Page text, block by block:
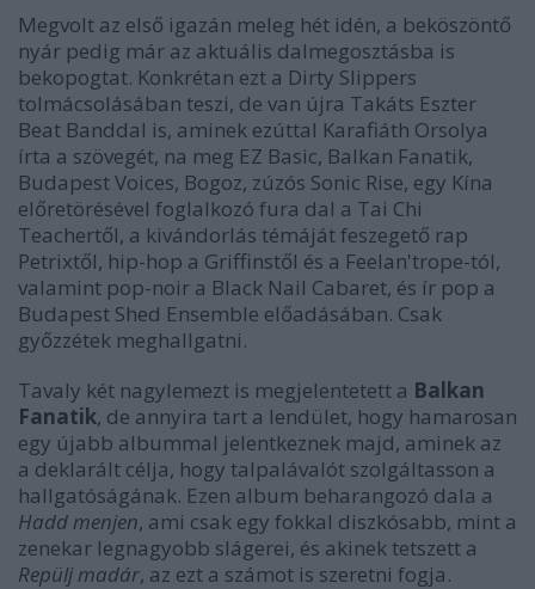
Megvolt az első igazán meleg hét idén, a beköszöntő
nyár pedig már az aktuális dalmegosztásba is
bekopogtat. Konkrétan ezt a Dirty Slippers
tolmácsolásában teszi, de van újra Takáts Eszter
Beat Banddal is, aminek ezúttal Karafiáth Orsolya
írta a szövegét, na meg EZ Basic, Balkan Fanatik,
Budapest Voices, Bogoz, zúzós Sonic Rise, egy Kína
előretörésével foglalkozó fura dal a Tai Chi
Teachertől, a kivándorlás témáját feszegető rap
Petrixtől, hip-hop a Griffinstől és a Feelan'trope-tól,
valamint pop-noir a Black Nail Cabaret, és ír pop a
Budapest Shed Ensemble előadásában. Csak
győzzétek meghallgatni.
Tavaly két nagylemezt is megjelentetett a Balkan
Fanatik, de annyira tart a lendület, hogy hamarosan
egy újabb albummal jelentkeznek majd, aminek az
a deklarált célja, hogy talpalávalót szolgáltasson a
hallgatóságának. Ezen album beharangozó dala a
Hadd menjen, ami csak egy fokkal diszkósabb, mint a
zenekar legnagyobb slágerei, és akinek tetszett a
Repülj madár, az ezt a számot is szeretni fogja.